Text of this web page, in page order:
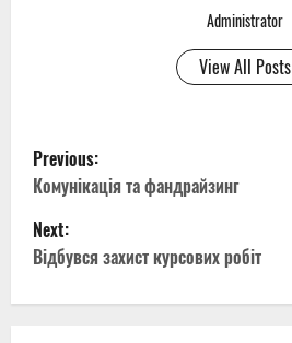
Administrator
View All Posts
P
o
s
Previous:
Комунікація та фандрайзинг
Next:
Відбувся захист курсових робіт